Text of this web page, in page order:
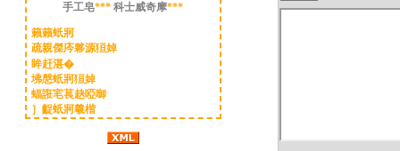
手工皂*** 科士威奇摩***
籟籟蚔牁
疏親傑庈夥源狟婥
眸赶湛�
坲慇蚔牁狟婥
蝠誑宒萇赽啞啣
］齪蚔牁羲楷